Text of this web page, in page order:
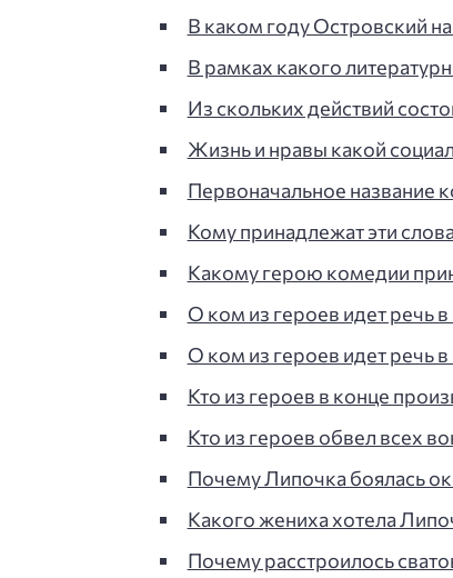
В каком году Островский
В рамках какого
Из скольких действий
Жизнь и нравы какой
Первоначальное название
Кому принадлежат эти
Какому герою комедии
О ком из героев идет речь
О ком из героев идет речь
Кто из героев в конце
Кто из героев обвел всех
Почему Липочка боялась
Какого жениха хотела
Почему расстроилось